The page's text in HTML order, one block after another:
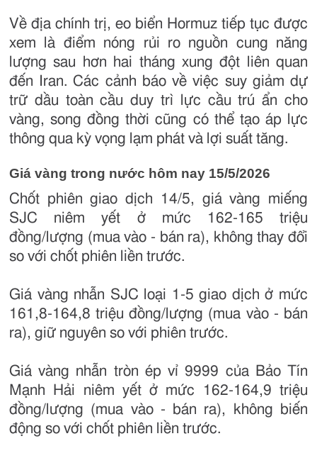
Về địa chính trị, eo biển Hormuz tiếp tục được
xem là điểm nóng rủi ro nguồn cung năng
lượng sau hơn hai tháng xung đột liên quan
đến Iran. Các cảnh báo về việc suy giảm dự
trữ dầu toàn cầu duy trì lực cầu trú ẩn cho
vàng, song đồng thời cũng có thể tạo áp lực
thông qua kỳ vọng lạm phát và lợi suất tăng.
Giá vàng trong nước hôm nay 15/5/2026
Chốt phiên giao dịch 14/5, giá vàng miếng
SJC niêm yết ở mức 162-165 triệu
đồng/lượng (mua vào - bán ra), không thay đổi
so với chốt phiên liền trước.
Giá vàng nhẫn SJC loại 1-5 giao dịch ở mức
161,8-164,8 triệu đồng/lượng (mua vào - bán
ra), giữ nguyên so với phiên trước.
Giá vàng nhẫn tròn ép vỉ 9999 của Bảo Tín
Mạnh Hải niêm yết ở mức 162-164,9 triệu
đồng/lượng (mua vào - bán ra), không biến
động so với chốt phiên liền trước.